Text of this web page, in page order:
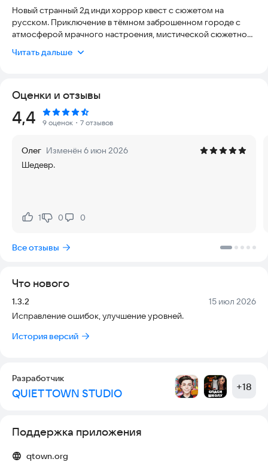
Новый странный 2д инди хоррор квест с сюжетом на
русском. Приключение в тёмном заброшенном городе с
атмосферой мрачного настроения, мистической сюжетной
Ты очнулся в одиночестве и напуган в незнакомом страшном
странный силуэт... Это монстр или какой-то человек?
Твоя задача выжить и выяснить, что произошло. Прочь от
этого ужаса или же стать героем и победить?
Пиксельные игры с сюжетом на русском языке в стиле
🕹️Управление очень простое!
Попробуйте выжить в этом безумном инди хоррор мире!
Читать дальше
Оценки и отзывы
Рейтинг:
4,4 9 оценок ・7 отзывов
Олег Изменён 6 июн 2026
Шедевр.
Нравится:
1Не нравится:
0 0
Все отзывы
Что нового
Версия:
1.3.2 Дата:
15 июл 2026
Исправление ошибок, улучшение уровней.
История версий
Разработчик
QUIET TOWN STUDIO +18
Поддержка приложения
qtown.org